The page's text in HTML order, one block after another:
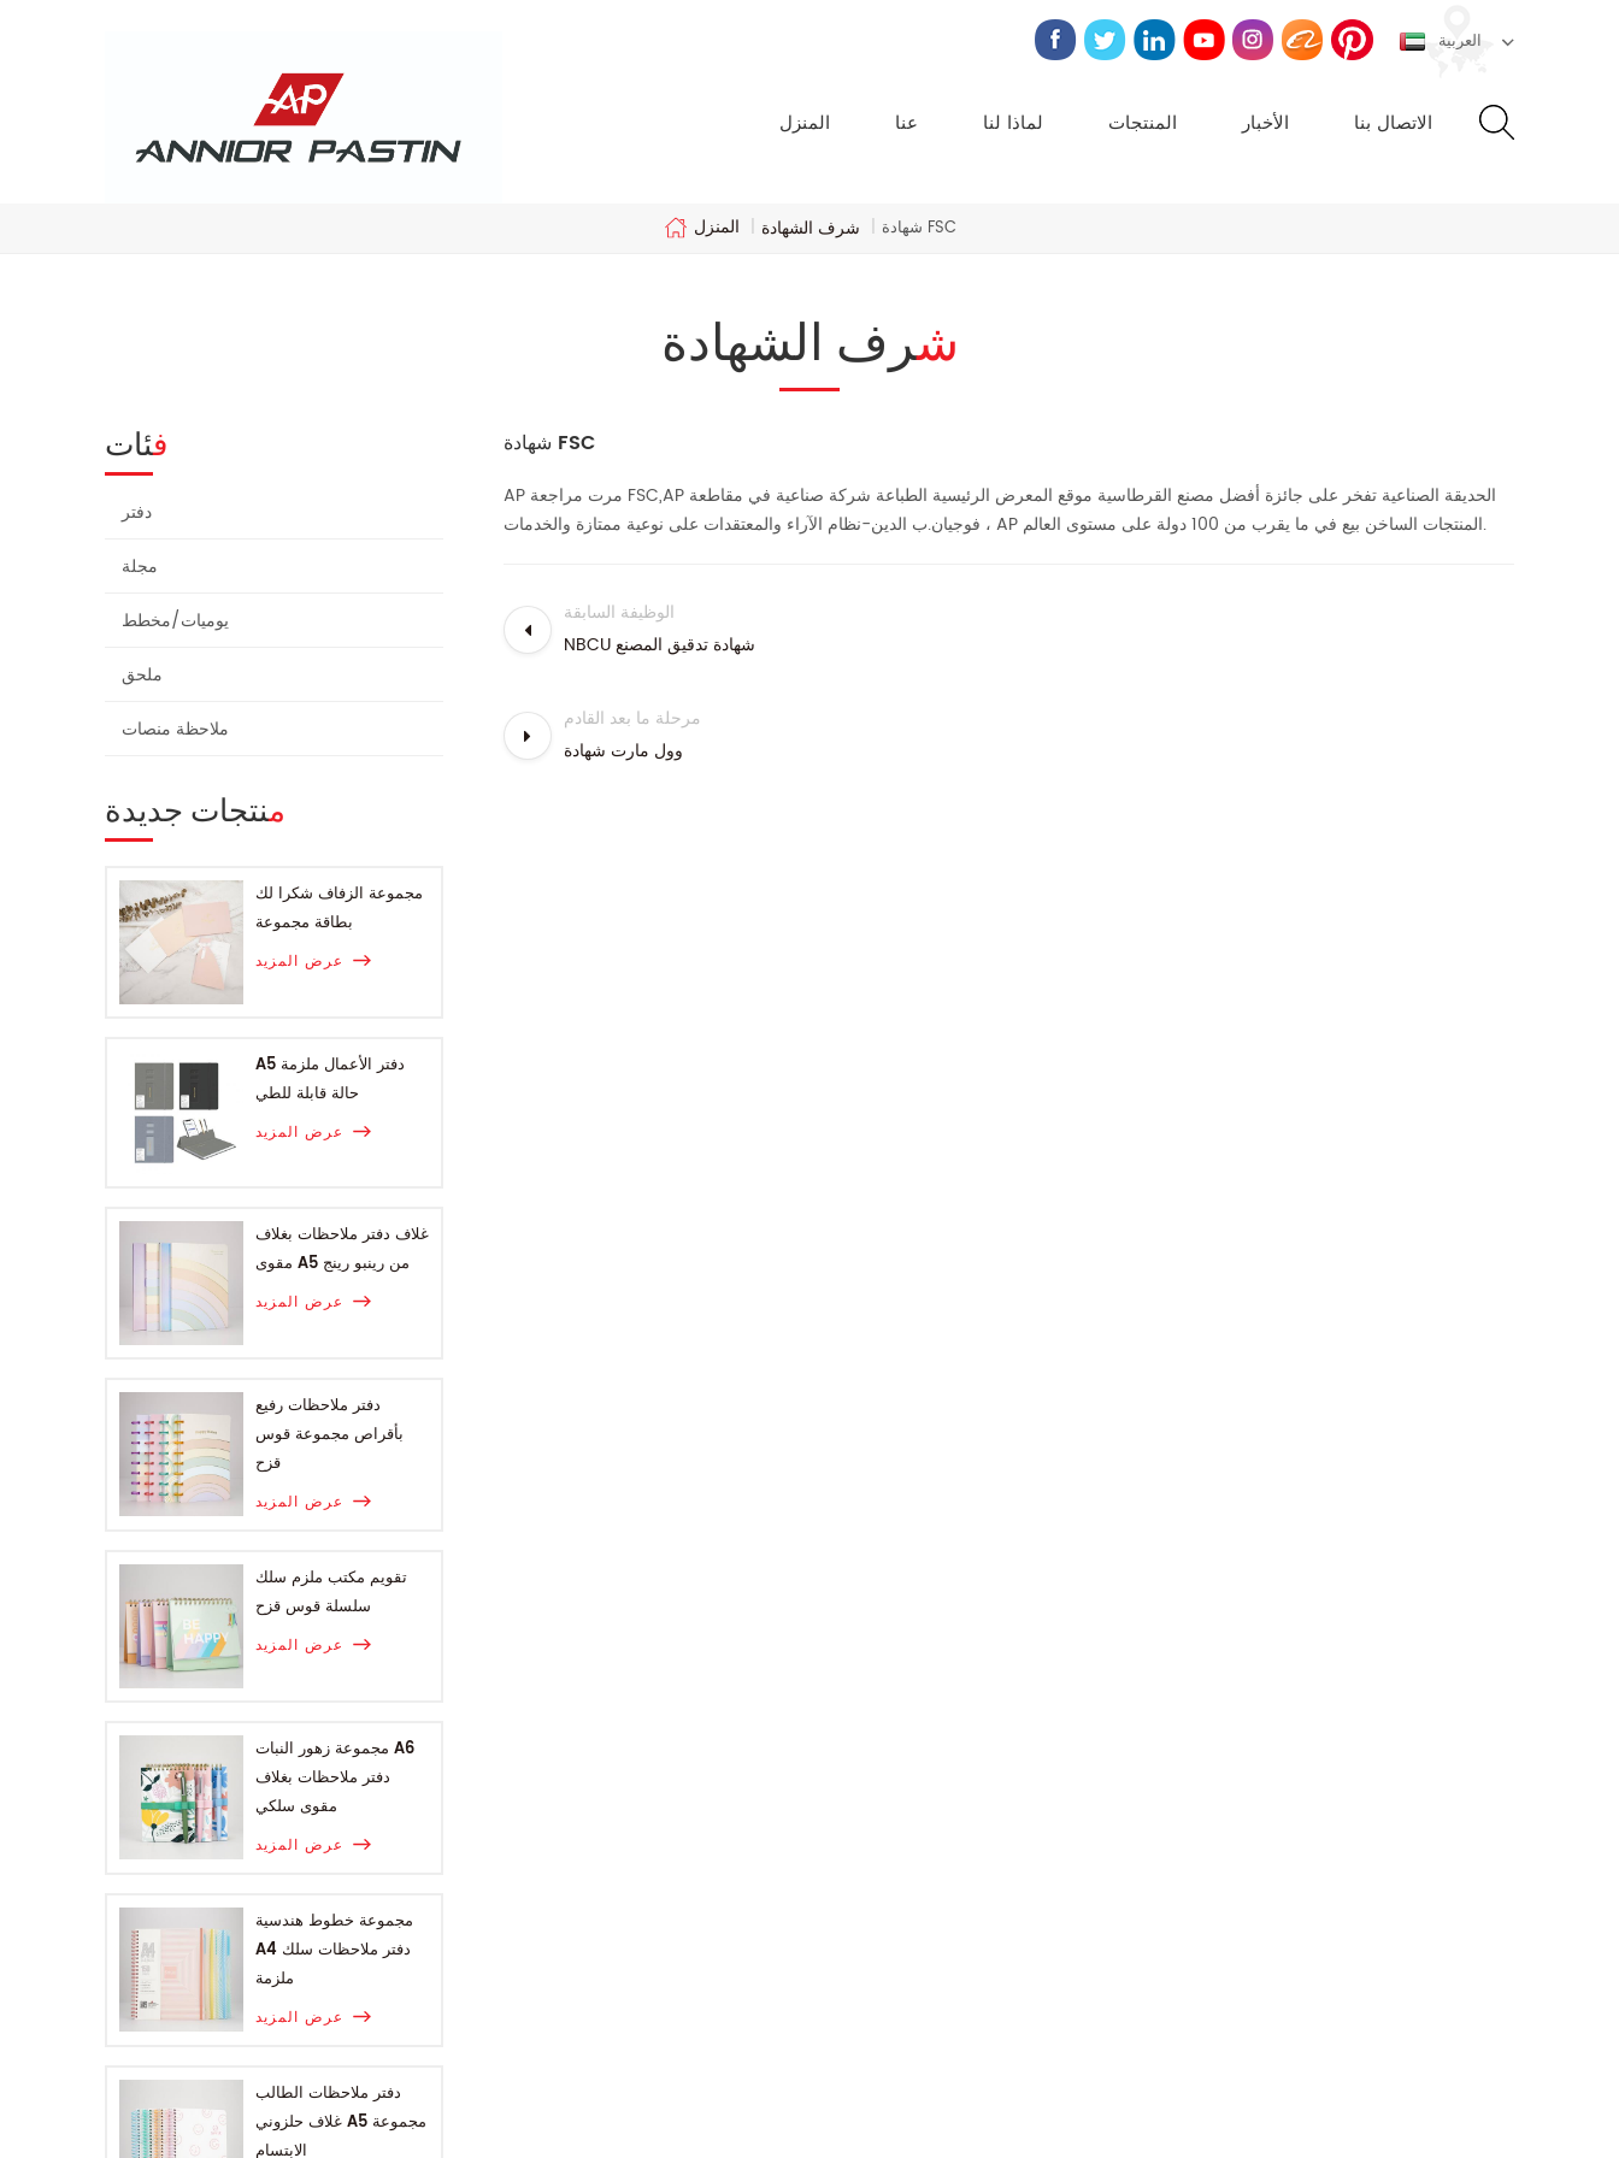
العربية
المنزل عنا لماذا لنا المنتجات الأخبار الاتصال بنا
المنزل | شرف الشهادة | شهادة FSC
شرف الشهادة
فئات
دفتر
مجلة
يوميات/مخطط
ملحق
ملاحظة منصات
منتجات جديدة
مجموعة الزفاف شكرا لك
بطاقة مجموعة
عرض المزيد
A5 دفتر الأعمال ملزمة
حالة قابلة للطي
عرض المزيد
غلاف دفتر ملاحظات بغلاف
مقوى A5 من رينبو رينج
عرض المزيد
دفتر ملاحظات رفيع
بأقراص مجموعة قوس
قزح
عرض المزيد
تقويم مكتب ملزم سلك
سلسلة قوس قزح
عرض المزيد
مجموعة زهور النبات A6
دفتر ملاحظات بغلاف
مقوى سلكي
عرض المزيد
مجموعة خطوط هندسية
A4 دفتر ملاحظات سلك
ملزمة
عرض المزيد
دفتر ملاحظات الطالب
غلاف حلزوني A5 مجموعة
الابتسام
شهادة FSC
AP مرت مراجعة FSC,AP الحديقة الصناعية تفخر على جائزة أفضل مصنع القرطاسية موقع المعرض الرئيسية الطباعة شركة صناعية في مقاطعة
فوجيان.ب
الدين-نظام الآراء والمعتقدات على نوعية ممتازة والخدمات ، AP المنتجات الساخن بيع في ما يقرب من 100 دولة على مستوى العالم.
الوظيفة السابقة
NBCU شهادة تدقيق المصنع
مرحلة ما بعد القادم
وول مارت شهادة